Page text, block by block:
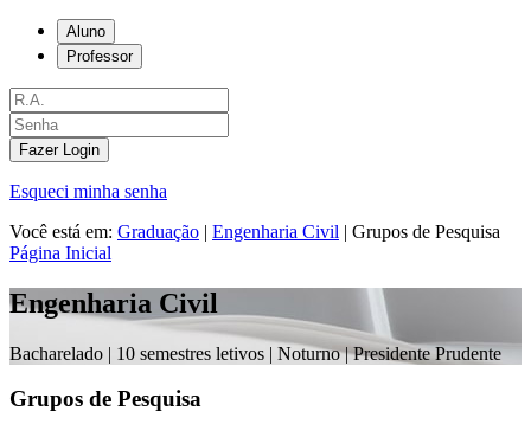
Aluno
Professor
Fazer Login
Esqueci minha senha
Você está em: Graduação | Engenharia Civil | Grupos de Pesquisa
Página Inicial
Engenharia Civil
Bacharelado | 10 semestres letivos | Noturno| Presidente Prudente
Grupos de Pesquisa